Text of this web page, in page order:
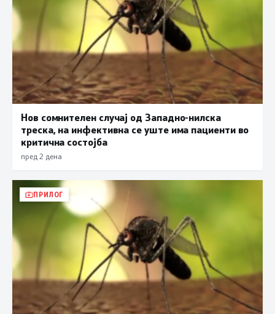
Нов сомнителен случај од Западно-нилска
треска, на инфективна се уште има пациенти во
критична состојба
пред 2 дена
ПРИЛОГ